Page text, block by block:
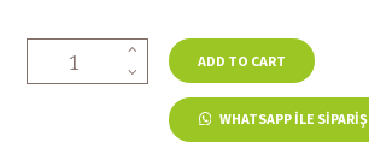
ADD TO CART
WHATSAPP ILE SIPARIŞ